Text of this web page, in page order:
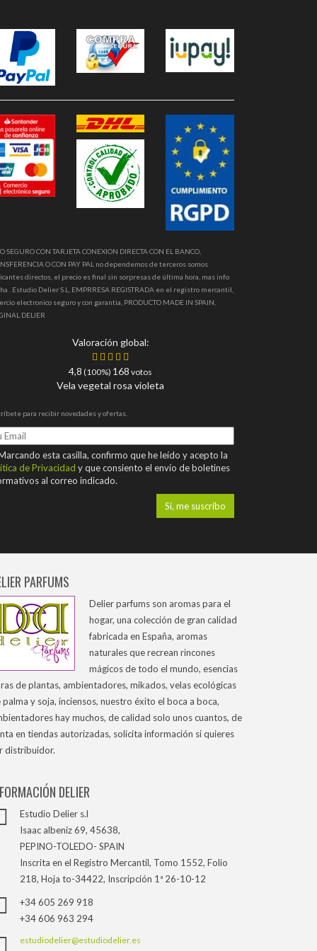
SEGURO CON TARJETA CONEXION DIRECTA CON EL BANCO,
O CON PAY PAL no dependemos de terceros somos
directos, el precio es final sin sorpresas de última hora, mas info
. Estudio Delier S.L, EMPRRESA REGISTRADA en el registro mercantil,
electronico seguro y con garantia, PRODUCTO MADE IN SPAIN,
DELIER
Valoración global:
4,8 (100%) 168 votos
Vela vegetal rosa violeta
para recibir novedades y ofertas.
esta casilla, confirmo que he leído y acepto la
de Privacidad y que consiento el envío de boletines
al correo indicado.
PARFUMS
Delier parfums son aromas para el
hogar, una colección de gran calidad
fabricada en España, aromas
naturales que recrean rincones
mágicos de todo el mundo, esencias
de plantas, ambientadores, mikados, velas ecológicas
palma y soja, inciensos, nuestro éxito el boca a boca,
hay muchos, de calidad solo unos cuantos, de
en tiendas autorizadas, solicita información si quieres
distribuidor.
DELIER
Estudio Delier s.l
Isaac albeniz 69, 45638,
PEPINO-TOLEDO- SPAIN
Inscrita en el Registro Mercantil, Tomo 1552, Folio
218, Hoja to-34422, Inscripción 1ª 26-10-12
+34 605 269 918
+34 606 963 294
estudiodelier@estudiodelier.es